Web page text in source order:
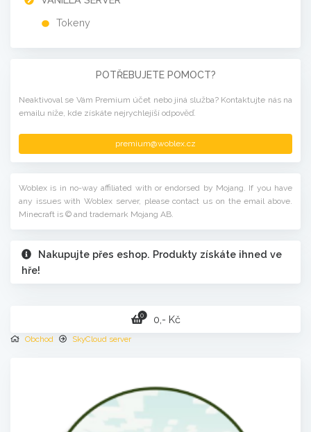
Tokeny
POTŘEBUJETE POMOCT?
Neaktivoval se Vám Premium účet nebo jiná služba? Kontaktujte nás na
emailu níže, kde získáte nejrychlejíší odpověď.
premium@woblex.cz
Woblex is in no-way affiliated with or endorsed by Mojang. If you have
any issues with Woblex server, please contact us on the email above.
Minecraft is © and trademark Mojang AB.
Nakupujte přes eshop. Produkty získáte ihned ve
hře!
0 0,- Kč
Obchod SkyCloud server